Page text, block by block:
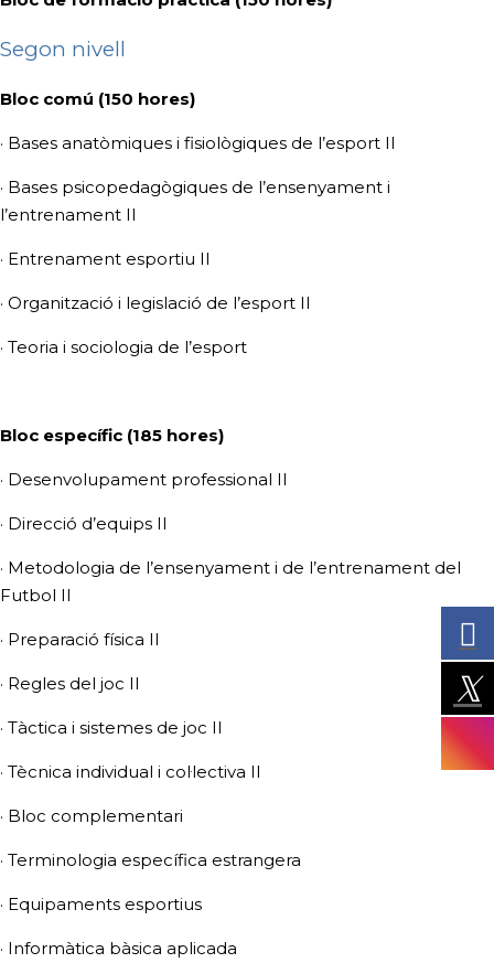
Segon nivell
Bloc comú (150 hores)
· Bases anatòmiques i fisiològiques de l’esport II
· Bases psicopedagògiques de l’ensenyament i
l’entrenament II
· Entrenament esportiu II
· Organització i legislació de l’esport II
· Teoria i sociologia de l’esport
Bloc específic (185 hores)
· Desenvolupament professional II
· Direcció d’equips II
· Metodologia de l’ensenyament i de l’entrenament del
Futbol II
· Preparació física II
· Regles del joc II
· Tàctica i sistemes de joc II
· Tècnica individual i col·lectiva II
· Bloc complementari
· Terminologia específica estrangera
· Equipaments esportius
· Informàtica bàsica aplicada